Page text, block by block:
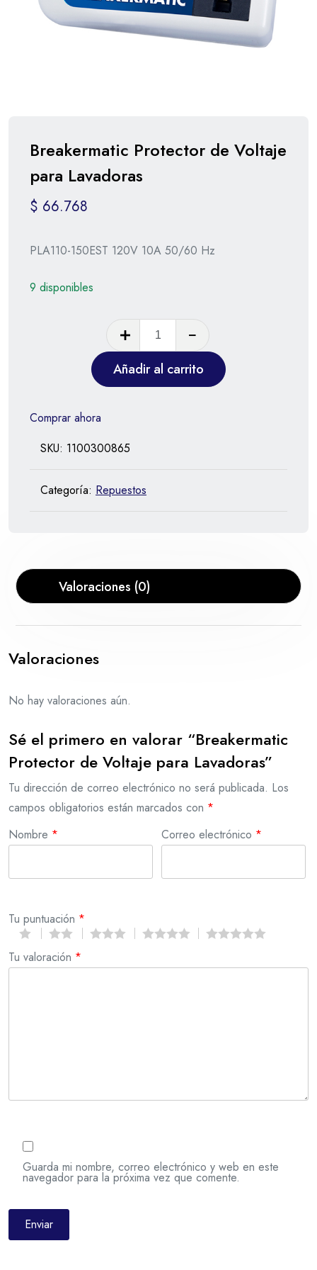
Breakermatic Protector de Voltaje
para Lavadoras
$ 66.768
PLA110-150EST 120V 10A 50/60 Hz
9 disponibles
Añadir al carrito
Comprar ahora
SKU: 1100300865
Categoría: Repuestos
Valoraciones (0)
Valoraciones
No hay valoraciones aún.
Sé el primero en valorar “Breakermatic
Protector de Voltaje para Lavadoras”
Tu dirección de correo electrónico no será publicada. Los
campos obligatorios están marcados con *
Nombre * Correo electrónico *
Tu puntuación *
Tu valoración *
Guarda mi nombre, correo electrónico y web en este
navegador para la próxima vez que comente.